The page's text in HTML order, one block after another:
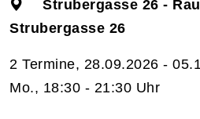
Strubergasse 26 -
Strubergasse 26
2 Termine, 28.09.2026 -
Mo., 18:30 - 21:30 Uhr